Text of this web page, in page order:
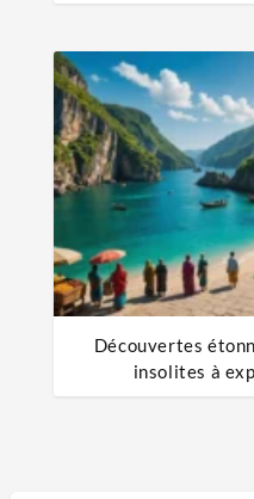
Découvertes
insolites à